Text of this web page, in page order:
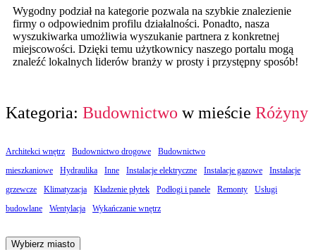
Wygodny podział na kategorie pozwala na szybkie znalezienie
firmy o odpowiednim profilu działalności. Ponadto, nasza
wyszukiwarka umożliwia wyszukanie partnera z konkretnej
miejscowości. Dzięki temu użytkownicy naszego portalu mogą
znaleźć lokalnych liderów branży w prosty i przystępny sposób!
Kategoria: Budownictwo w mieście Różyny
Architekci wnętrz Budownictwo drogowe
Budownictwo
mieszkaniowe
Hydraulika Inne Instalacje elektryczne Instalacje gazowe
Instalacje
grzewcze
Klimatyzacja Kładzenie płytek Podłogi i panele Remonty
Usługi
budowlane
Wentylacja Wykańczanie wnętrz
Wybierz miasto